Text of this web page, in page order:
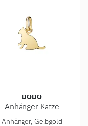
ANGES-
DODO
Anhänger Katze
Anhänger Katze, Ref:
Anhänger, Gelbgold